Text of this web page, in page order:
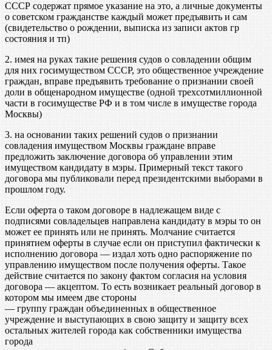
СССР содержат прямое указание на это, а личные документы
о советском гражданстве каждый может предъявить и сам
(свидетельство о рождении, выписка из записи актов гр
состояния и тп)
2. имея на руках такие решения судов о совладении общим
для них госимуществом СССР, это общественное учреждение
граждан, вправе предъявить требование о признании своей
доли в общенародном имуществе (одной трехсотмиллионной
части в госимуществе РФ и в том числе в имуществе города
Москвы)
3. на основании таких решений судов о признании
совладения имуществом Москвы граждане вправе
предложить заключение договора об управлении этим
имуществом кандидату в мэры. Примерный текст такого
договора мы публиковали перед президентскими выборами в
прошлом году.
Если оферта о таком договоре в надлежащем виде с
подписями совладельцев направлена кандидату в мэры то он
может ее принять или не принять. Молчание считается
принятием оферты в случае если он приступил фактически к
исполнению договора — издал хоть одно распоряжение по
управлению имуществом после получения оферты. Такое
действие считается по закону фактом согласия на условия
договора — акцептом. То есть возникает реальный договор в
котором мы имеем две стороны
— группу граждан объединенных в общественное
учреждение и выступающих в свою защиту и защиту всех
остальных жителей города как собственники имущества
города